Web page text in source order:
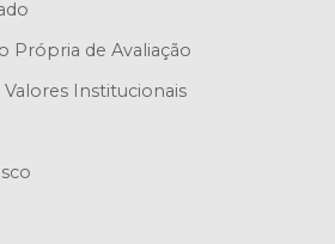
Própria de Avaliação
Valores Institucionais